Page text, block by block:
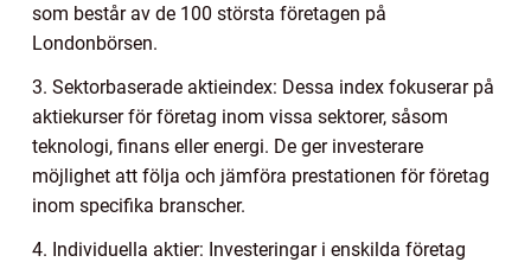
som består av de 100 största företagen på
Londonbörsen.
3. Sektorbaserade aktieindex: Dessa index fokuserar på
aktiekurser för företag inom vissa sektorer, såsom
teknologi, finans eller energi. De ger investerare
möjlighet att följa och jämföra prestationen för företag
inom specifika branscher.
4. Individuella aktier: Investeringar i enskilda företag